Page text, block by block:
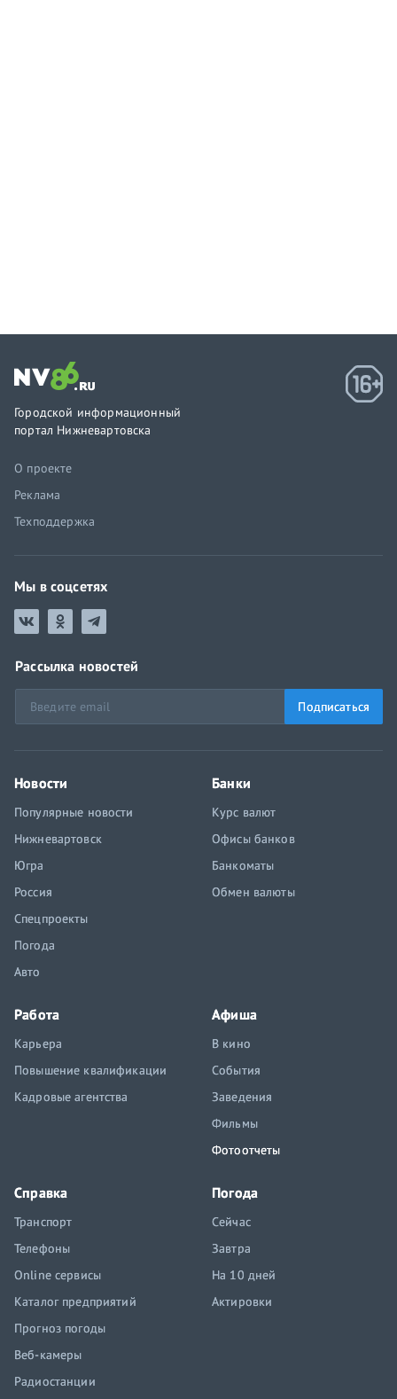
Городской информационный
портал Нижневартовска
О проекте
Реклама
Техподдержка
Мы в соцсетях
Рассылка новостей
Подписаться
Новости
Популярные новости
Нижневартовск
Югра
Россия
Спецпроекты
Погода
Авто
Банки
Курс валют
Офисы банков
Банкоматы
Обмен валюты
Работа
Карьера
Повышение квалификации
Кадровые агентства
Афиша
В кино
События
Заведения
Фильмы
Фотоотчеты
Справка
Транспорт
Телефоны
Online сервисы
Каталог предприятий
Прогноз погоды
Веб-камеры
Радиостанции
Погода
Сейчас
Завтра
На 10 дней
Актировки